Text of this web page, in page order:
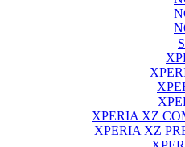
XPERIA XZ
XPERIA XZ